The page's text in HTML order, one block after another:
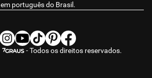
em português do Brasil.
- Todos os direitos reservados.